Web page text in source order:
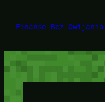
treści
Finanse Bez Owijania